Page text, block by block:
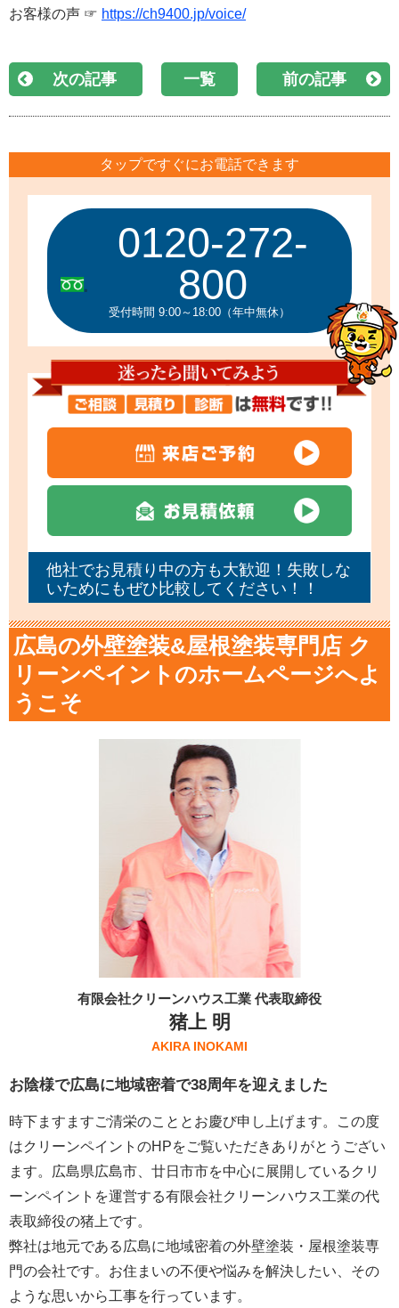
お客様の声 ☞ https://ch9400.jp/voice/
次の記事 一覧 前の記事
タップですぐにお電話できます
0120-272-
800
受付時間 9:00～18:00（年中無休）
他社でお見積り中の方も大歓迎！失敗しな
いためにもぜひ比較してください！！
広島の外壁塗装&屋根塗装専門店 ク
リーンペイントのホームページへよ
うこそ
有限会社クリーンハウス工業 代表取締役
猪上 明
AKIRA INOKAMI
お陰様で広島に地域密着で38周年を迎えました
時下ますますご清栄のこととお慶び申し上げます。この度
はクリーンペイントのHPをご覧いただきありがとうござい
ます。広島県広島市、廿日市市を中心に展開しているクリ
ーンペイントを運営する有限会社クリーンハウス工業の代
表取締役の猪上です。
弊社は地元である広島に地域密着の外壁塗装・屋根塗装専
門の会社です。お住まいの不便や悩みを解決したい、その
ような思いから工事を行っています。